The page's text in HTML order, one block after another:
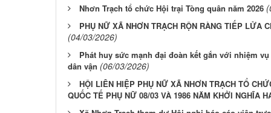
Nhơn Trạch tổ chức Hội trại Tòng quân năm 2026
PHỤ NỮ XÃ NHƠN TRẠCH RỘN RÀNG TIẾP LỬA
(04/03/2026)
Phát huy sức mạnh đại đoàn kết gắn với nhiệm
dân vận (06/03/2026)
HỘI LIÊN HIỆP PHỤ NỮ XÃ NHƠN TRẠCH TỔ
QUỐC TẾ PHỤ NỮ 08/03 VÀ 1986 NĂM KHỞI NGHĨA